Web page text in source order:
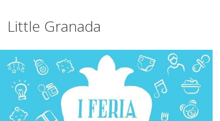
Little Granada